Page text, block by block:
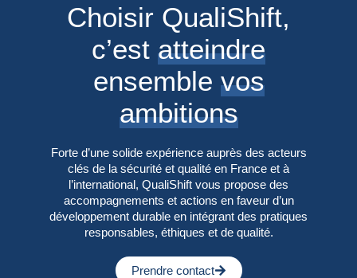
Choisir QualiShift,
c’est atteindre
ensemble vos
ambitions
Forte d’une solide expérience auprès des acteurs
clés de la sécurité et qualité en France et à
l’international, QualiShift vous propose des
accompagnements et actions en faveur d’un
développement durable en intégrant des pratiques
responsables, éthiques et de qualité.
Prendre contact